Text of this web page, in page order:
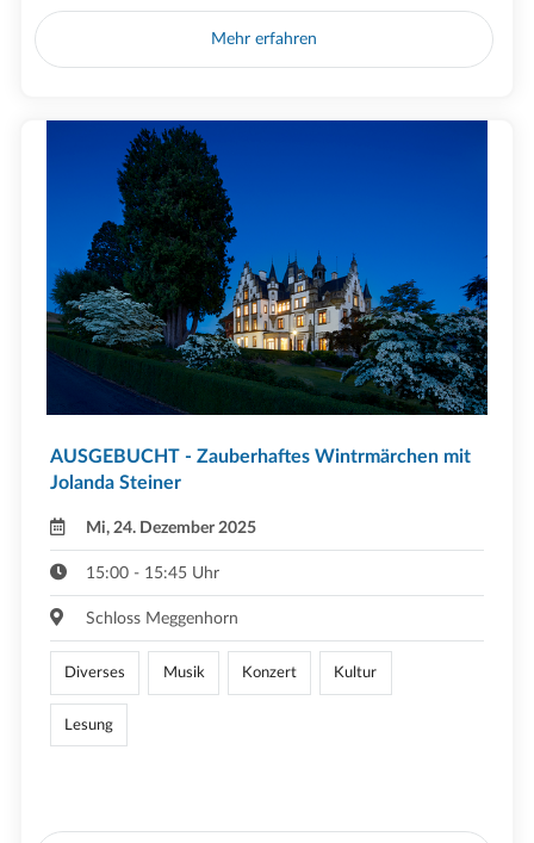
Mehr erfahren
AUSGEBUCHT - Zauberhaftes Wintrmärchen mit
Jolanda Steiner
Mi, 24. Dezember 2025
15:00 - 15:45 Uhr
Schloss Meggenhorn
Diverses Musik Konzert Kultur
Lesung